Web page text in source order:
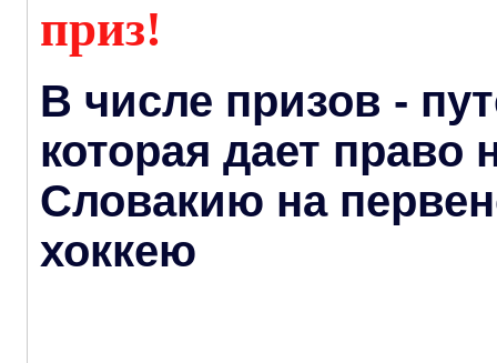
приз!
В числе призов -
которая дает право
Словакию на
хоккею